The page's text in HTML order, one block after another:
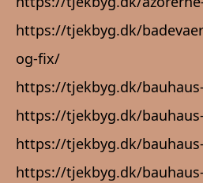
https://tjekbyg.dk/
og-fix/
https://tjekbyg.dk/
https://tjekbyg.dk/
https://tjekbyg.dk/
https://tjekbyg.dk/